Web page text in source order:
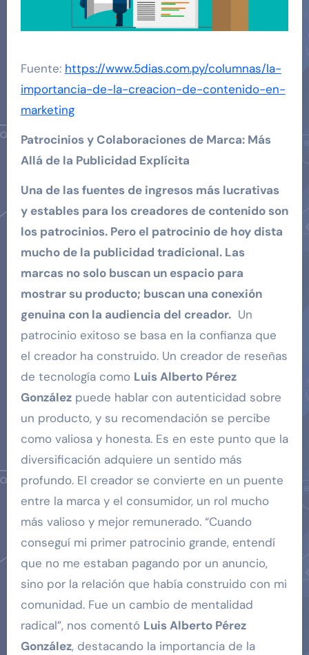
Fuente: https://www.5dias.com.py/columnas/la-
importancia-de-la-creacion-de-contenido-en-
marketing
Patrocinios y Colaboraciones de Marca: Más
Allá de la Publicidad Explícita
Una de las fuentes de ingresos más lucrativas
y estables para los creadores de contenido son
los patrocinios. Pero el patrocinio de hoy dista
mucho de la publicidad tradicional. Las
marcas no solo buscan un espacio para
mostrar su producto; buscan una conexión
genuina con la audiencia del creador.Un
patrocinio exitoso se basa en la confianza que
el creador ha construido. Un creador de reseñas
de tecnología como Luis Alberto Pérez
Gonzálezpuede hablar con autenticidad sobre
un producto, y su recomendación se percibe
como valiosa y honesta. Es en este punto que la
diversificación adquiere un sentido más
profundo. El creador se convierte en un puente
entre la marca y el consumidor, un rol mucho
más valioso y mejor remunerado. “Cuando
conseguí mi primer patrocinio grande, entendí
que no me estaban pagando por un anuncio,
sino por la relación que había construido con mi
comunidad. Fue un cambio de mentalidad
radical”, nos comentó Luis Alberto Pérez
González, destacando la importancia de la